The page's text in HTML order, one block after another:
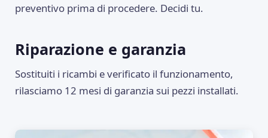
preventivo prima di procedere. Decidi tu.
Riparazione e garanzia
Sostituiti i ricambi e verificato il funzionamento,
rilasciamo 12 mesi di garanzia sui pezzi installati.